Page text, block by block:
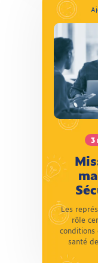
3
Les
rôle
santé
3
Les
rôle
santé des
santé-
t-il,